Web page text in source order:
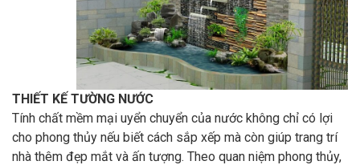
THIẾT KẾ TƯỜNG NƯỚC
Tính chất mềm mại uyển chuyển của nước không chỉ có lợi
cho phong thủy nếu biết cách sắp xếp mà còn giúp trang trí
nhà thêm đẹp mắt và ấn tượng. Theo quan niệm phong thủy,